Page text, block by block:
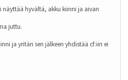
näyttää hyvältä, akku kiinni ja aivan
juttu.
ja yritän sen jälkeen yhdistää cf:iin ei